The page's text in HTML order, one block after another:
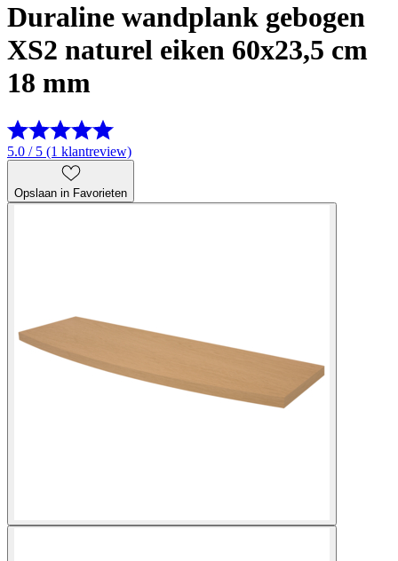
Duraline wandplank gebogen
XS2 naturel eiken 60x23,5 cm
18 mm
5.0 / 5 (1 klantreview)
Opslaan in Favorieten